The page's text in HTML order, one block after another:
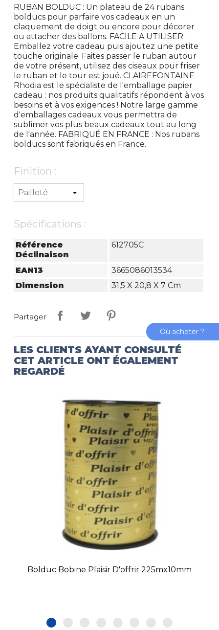
RUBAN BOLDUC : Un plateau de 24 rubans
bolducs pour parfaire vos cadeaux en un
claquement de doigt ou encore pour décorer
ou attacher des ballons. FACILE A UTILISER :
Emballez votre cadeau puis ajoutez une petite
touche originale. Faites passer le ruban autour
de votre présent, utilisez des ciseaux pour friser
le ruban et le tour est joué. CLAIREFONTAINE
Rhodia est le spécialiste de l'emballage papier
cadeau : nos produits qualitatifs répondent à vos
besoins et à vos exigences ! Notre large gamme
d'emballages cadeaux vous permettra de
sublimer vos plus beaux cadeaux tout au long
de l'année. FABRIQUÉ EN FRANCE : Nos rubans
bolducs sont fabriqués en France.
Finition :
Spécifications :
Référence
Déclinaison
612705C
EAN13
3665086013534
Dimension
31,5 X 20,8 X 7 Cm
Partager
LES CLIENTS AYANT CONSULTÉ
CET ARTICLE ONT ÉGALEMENT
REGARDÉ
Bolduc Bobine Plaisir D'offrir 225mx10mm
Où acheter ?